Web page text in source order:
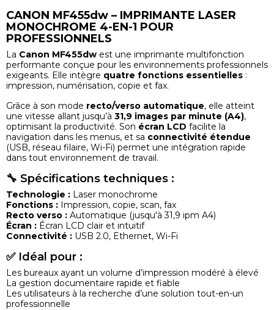
CANON MF455dw – IMPRIMANTE LASER
MONOCHROME 4-EN-1 POUR
PROFESSIONNELS
La Canon MF455dw est une imprimante multifonction
performante conçue pour les environnements professionnels
exigeants. Elle intègre quatre fonctions essentielles :
impression, numérisation, copie et fax.
Grâce à son mode recto/verso automatique, elle atteint
une vitesse allant jusqu’à 31,9 images par minute (A4),
optimisant la productivité. Son écran LCD facilite la
navigation dans les menus, et sa connectivité étendue
(USB, réseau filaire, Wi-Fi) permet une intégration rapide
dans tout environnement de travail.
🔧 Spécifications techniques :
Technologie : Laser monochrome
Fonctions : Impression, copie, scan, fax
Recto verso : Automatique (jusqu'à 31,9 ipm A4)
Écran : Écran LCD clair et intuitif
Connectivité : USB 2.0, Ethernet, Wi-Fi
✅ Idéal pour :
Les bureaux ayant un volume d’impression modéré à élevé
La gestion documentaire rapide et fiable
Les utilisateurs à la recherche d’une solution tout-en-un
professionnelle